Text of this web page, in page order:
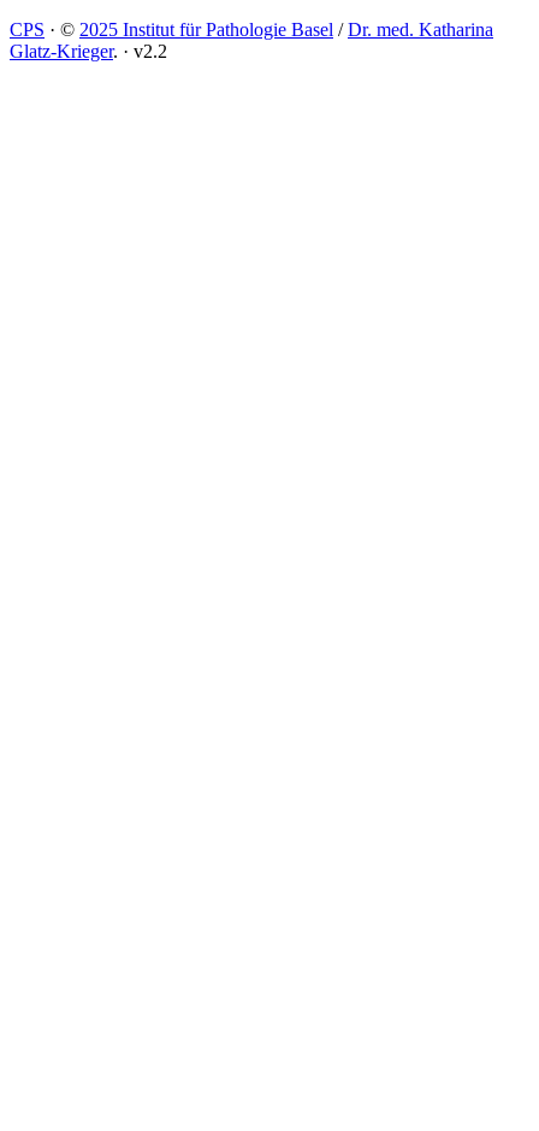
CPS · © 2025 Institut für Pathologie Basel /Dr. med. Katharina
Glatz-Krieger. · v2.2